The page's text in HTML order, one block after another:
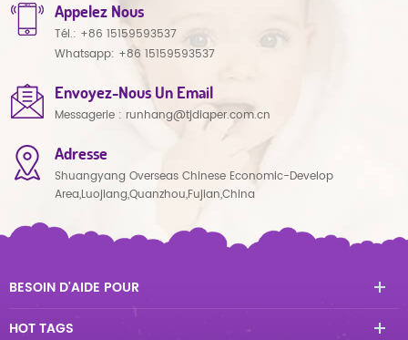
Appelez Nous
Tél.: +86 15159593537
Whatsapp: +86 15159593537
Envoyez-Nous Un Email
Messagerie : runhang@tjdiaper.com.cn
Adresse
Shuangyang Overseas Chinese Economic-Develop
Area,Luojiang,Quanzhou,Fujian,China
BESOIN D'AIDE POUR
HOT TAGS